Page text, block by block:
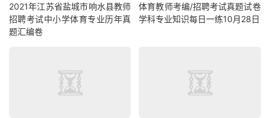
2021年江苏省盐城市响水县教师
招聘考试中小学体育专业历年真
题汇编卷
体育教师考编/招聘考试真题试卷
学科专业知识每日一练10月28日